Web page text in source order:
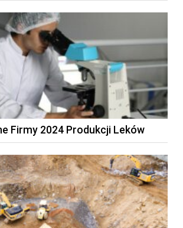
Firmy 2024 Produkcji Leków